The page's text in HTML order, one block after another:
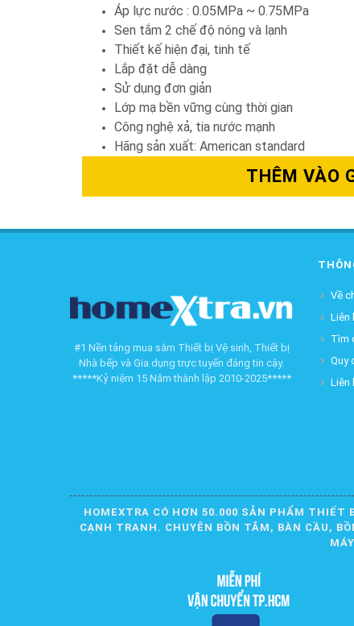
Áp lực nước : 0.05MPa ~ 0.75MPa
Sen tắm 2 chế độ nóng và lạnh
Thiết kế hiện đại, tinh tế
Lắp đặt dễ dàng
Sử dụng đơn giản
Lớp mạ bền vững cùng thời gian
Công nghệ xả, tia nước mạnh
Hãng sản xuất: American standard
THÊM VÀO
#1 Nền tảng mua sắm Thiết bị Vệ sinh, Thiết bị
Nhà bếp và Gia dụng trực tuyến đáng tin cậy.
*****Kỷ niệm 15 Năm thành lập 2010-2025*****
Về
Liên
Tìm
Quy
Liên
HOMEXTRA CÓ HƠN 50.000 SẢN PHẨM THIẾT
CẠNH TRANH. CHUYÊN BỒN TẮM, BÀN CẦU,